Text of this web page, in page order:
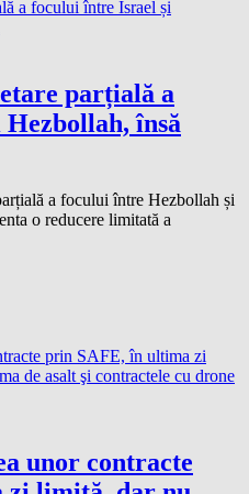
parțială a
însă
a focului între Hezbollah și
o reducere limitată a
unor contracte